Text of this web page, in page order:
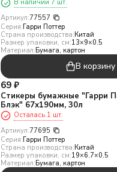
В наличии 7 шт.
Артикул:77557
Серия:Гарри Поттер
Страна производства:Китай
Размер упаковки, см:13×9×0.5
Материал:Бумага, картон
В корзину
69 ₽
Стикеры бумажные "Гарри
Блэк" 67х190мм, 30л
Осталась 1 шт.
Артикул:77695
Серия:Гарри Поттер
Страна производства:Китай
Размер упаковки, см:19×6.7×0.5
Материал:Бумага, картон